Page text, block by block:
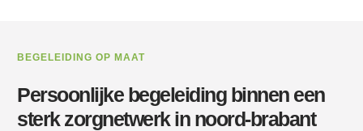
BEGELEIDING OP MAAT
Persoonlijke begeleiding binnen een
sterk zorgnetwerk in noord-brabant